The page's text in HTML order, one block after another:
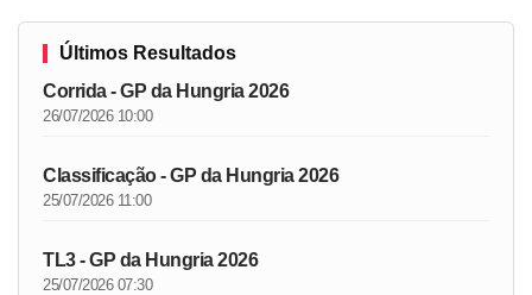
Últimos Resultados
Corrida - GP da Hungria 2026
26/07/2026 10:00
Classificação - GP da Hungria 2026
25/07/2026 11:00
TL3 - GP da Hungria 2026
25/07/2026 07:30